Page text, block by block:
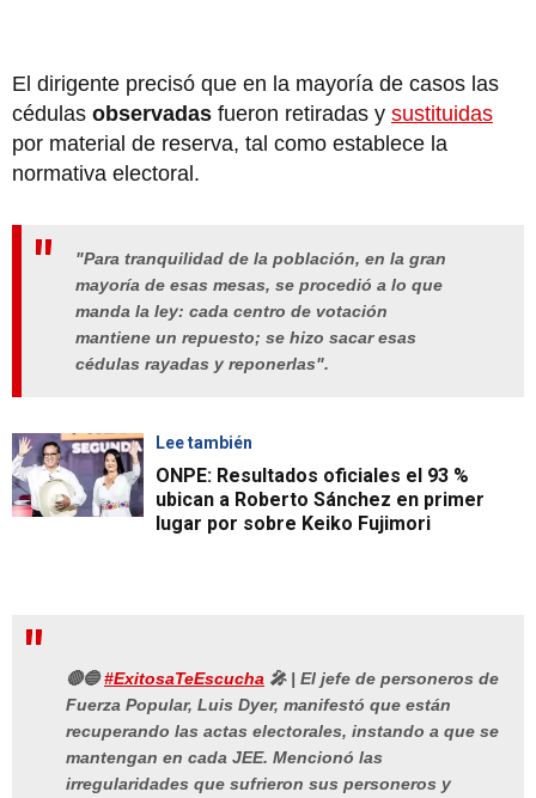
El dirigente precisó que en la mayoría de casos las
cédulas observadas fueron retiradas y sustituidas
por material de reserva, tal como establece la
normativa electoral.
"Para tranquilidad de la población, en la gran
mayoría de esas mesas, se procedió a lo que
manda la ley: cada centro de votación
mantiene un repuesto; se hizo sacar esas
cédulas rayadas y reponerlas".
Lee también
ONPE: Resultados oficiales el 93 %
ubican a Roberto Sánchez en primer
lugar por sobre Keiko Fujimori
🔴🔵#ExitosaTeEscucha 🎤 | El jefe de personeros de
Fuerza Popular, Luis Dyer, manifestó que están
recuperando las actas electorales, instando a que se
mantengan en cada JEE. Mencionó las
irregularidades que sufrieron sus personeros y